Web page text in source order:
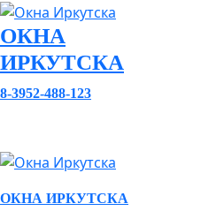
ОКНА
ИРКУТСКА
8-3952-488-123
ОКНА ИРКУТСКА